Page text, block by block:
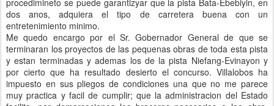
dos anos, adquiera el tipo de carretera buena con un
entretenimiento minimo.
Me quedo encargo por el Sr. Gobernador General de que se
terminaran los proyectos de las pequenas obras de toda esta pista
y estan terminadas y ademas los de la pista Niefang-Evinayon y
por cierto que ha resultado desierto el concurso. Villalobos ha
impuesto en sus pliegos de condiciones una que no me parece
muy practica y facil de cumplir; que la administracion del Estado